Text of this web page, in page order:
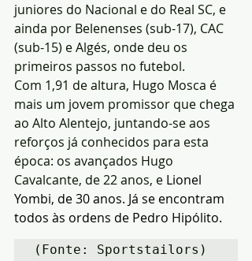
juniores do Nacional e do Real SC, e
ainda por Belenenses (sub-17), CAC
(sub-15) e Algés, onde deu os
primeiros passos no futebol.
Com 1,91 de altura, Hugo Mosca é
mais um jovem promissor que chega
ao Alto Alentejo, juntando-se aos
reforços já conhecidos para esta
época: os avançados Hugo
Cavalcante, de 22 anos, e Lionel
Yombi, de 30 anos. Já se encontram
todos às ordens de Pedro Hipólito.
(Fonte: Sportstailors)